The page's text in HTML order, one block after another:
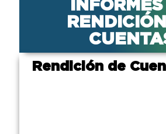
Rendición de